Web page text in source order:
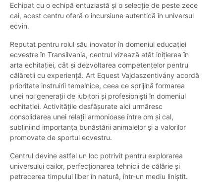
Echipat cu o echipă entuziastă și o selecție de peste zece
cai, acest centru oferă o incursiune autentică în universul
ecvin.
Reputat pentru rolul său inovator în domeniul educației
ecvestre în Transilvania, centrul vizează atât inițierea în
arta echitației, cât și dezvoltarea competențelor pentru
călăreții cu experiență. Art Equest Vajdaszentivány acordă
prioritate instruirii temeinice, ceea ce sprijină formarea
unei noi generații de iubitori și profesioniști în domeniul
echitației. Activitățile desfășurate aici urmăresc
consolidarea unei relații armonioase între om și cal,
subliniind importanța bunăstării animalelor și a valorilor
promovate de sportul ecvestru.
Centrul devine astfel un loc potrivit pentru explorarea
universului cailor, perfecționarea tehnicii de călărie și
petrecerea timpului liber în natură, într-un mediu liniștit.